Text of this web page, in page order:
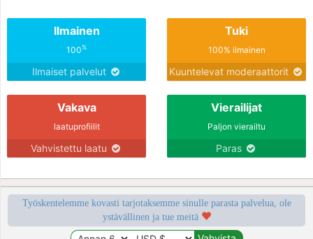
Ilmainen
100%
Ilmaiset palvelut
Tuki
100% ilmainen
Kuuntelevat moderaattorit
Vakava
laatuprofiilit
Vahvistettu laatu
Vierailijat
Paljon vierailtu
Paras
Työskentelemme kovasti tarjotaksemme sinulle parasta palvelua, ole
ystävällinen ja tue meitä